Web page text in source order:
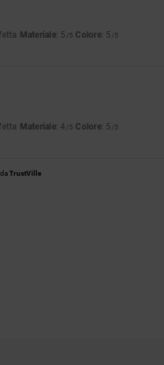
Materiale: 5 /5 Colore: 5 /5
Materiale: 4 /5 Colore: 5 /5
TrustVille